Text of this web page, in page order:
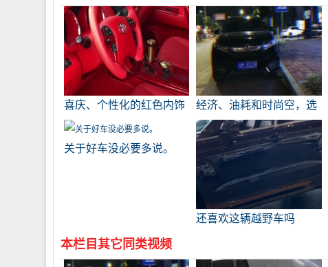
喜庆、个性化的红色内饰
非常漂亮~充满了年轻女
孩的心，非常赏心悦目。
经济、油耗和时尚空，选
择他
关于好车没必要多说。
还喜欢这辆越野车吗
本栏目其它同类视频